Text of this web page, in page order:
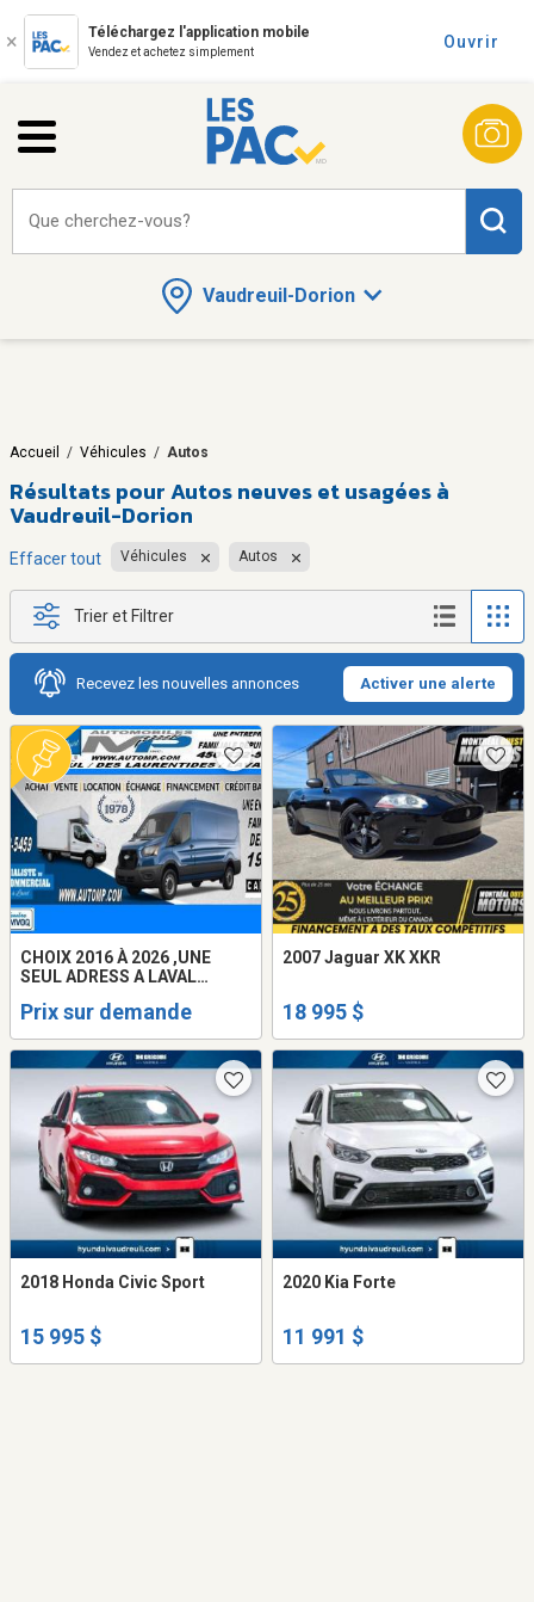
Téléchargez l'application mobile
Vendez et achetez simplement
Ouvrir
Vaudreuil-Dorion
Que cherchez-vous?
Accueil / Véhicules / Autos
Résultats pourAutos neuves et usagées à
Vaudreuil-Dorion
Effacer tout Véhicules Autos
Trier et Filtrer
Recevez les nouvelles annonces Activer une alerte
CHOIX 2016 À 2026 ,UNE
SEUL ADRESS A LAVAL
DEPUIS 1978 / GMC SAVANA /
FORD TRANSIT
Prix sur demande
2007 Jaguar XK XKR
18 995 $
2018 Honda Civic Sport
15 995 $
2020 Kia Forte
11 991 $